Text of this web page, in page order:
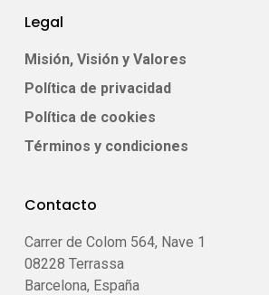
Legal
Misión, Visión y Valores
Política de privacidad
Política de cookies
Términos y condiciones
Contacto
Carrer de Colom 564, Nave 1
08228 Terrassa
Barcelona, España